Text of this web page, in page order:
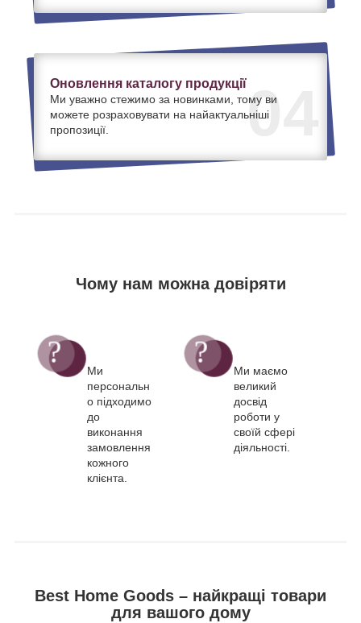
04
Оновлення каталогу продукції
Ми уважно стежимо за новинками, тому ви
можете розраховувати на найактуальніші
пропозиції.
Чому нам можна довіряти
Ми
персональн
о підходимо
до
виконання
замовлення
кожного
клієнта.
Ми маємо
великий
досвід
роботи у
своїй сфері
діяльності.
Best Home Goods – найкращі товари
для вашого дому